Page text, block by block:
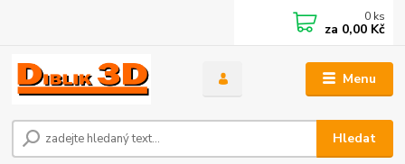
Menu
Hledat
0 ks
za 0,00 Kč